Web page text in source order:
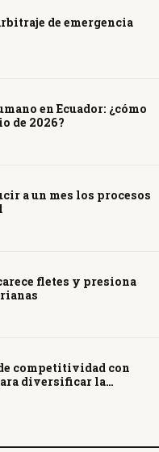
de emergencia
en Ecuador: ¿cómo
de 2026?
a un mes los procesos
fletes y presiona
competitividad con
diversificar la